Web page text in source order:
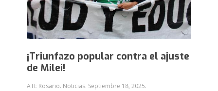
¡Triunfazo popular contra el ajuste
de Milei!
ATE Rosario. Noticias. Septiembre 18, 2025.